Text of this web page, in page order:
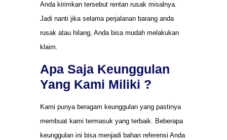
Anda kirimkan tersebut rentan rusak misalnya.
Jadi nanti jika selama perjalanan barang anda
rusak atau hilang, Anda bisa mudah melakukan
klaim.
Apa Saja Keunggulan
Yang Kami Miliki ?
Kami punya beragam keunggulan yang pastinya
membuat kami termasuk yang terbaik. Beberapa
keunggulan ini bisa menjadi bahan referensi Anda